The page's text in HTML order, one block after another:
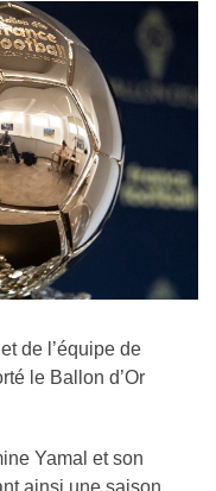
de l’équipe de
le Ballon d’Or
Yamal et son
ainsi une saison